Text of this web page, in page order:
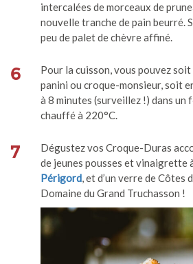
intercalées de morceaux de
nouvelle tranche de pain beurré.
peu de palet de chèvre affiné.
6
Pour la cuisson, vous pouvez
panini ou croque-monsieur, soit
à 8 minutes (surveillez !) dans un
chauffé à 220°C.
7
Dégustez vos Croque-Duras
de jeunes pousses et vinaigrette
Périgord, et d’un verre de Côtes
Domaine du Grand Truchasson !